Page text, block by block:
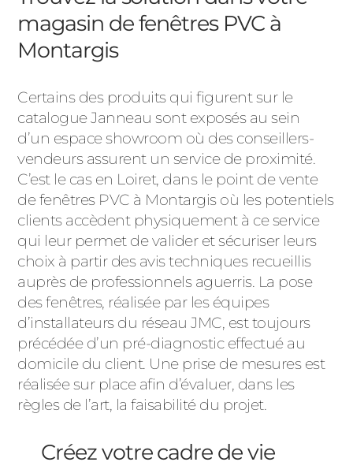
magasin de fenêtres PVC à
Montargis
Certains des produits qui figurent sur le
catalogue Janneau sont exposés au sein
d’un espace showroom où des conseillers-
vendeurs assurent un service de proximité.
C’est le cas en Loiret, dans le point de vente
de fenêtres PVC à Montargis où les potentiels
clients accèdent physiquement à ce service
qui leur permet de valider et sécuriser leurs
choix à partir des avis techniques recueillis
auprès de professionnels aguerris. La pose
des fenêtres, réalisée par les équipes
d’installateurs du réseau JMC, est toujours
précédée d’un pré-diagnostic effectué au
domicile du client. Une prise de mesures est
réalisée sur place afin d’évaluer, dans les
règles de l’art, la faisabilité du projet.
Créez votre cadre de vie